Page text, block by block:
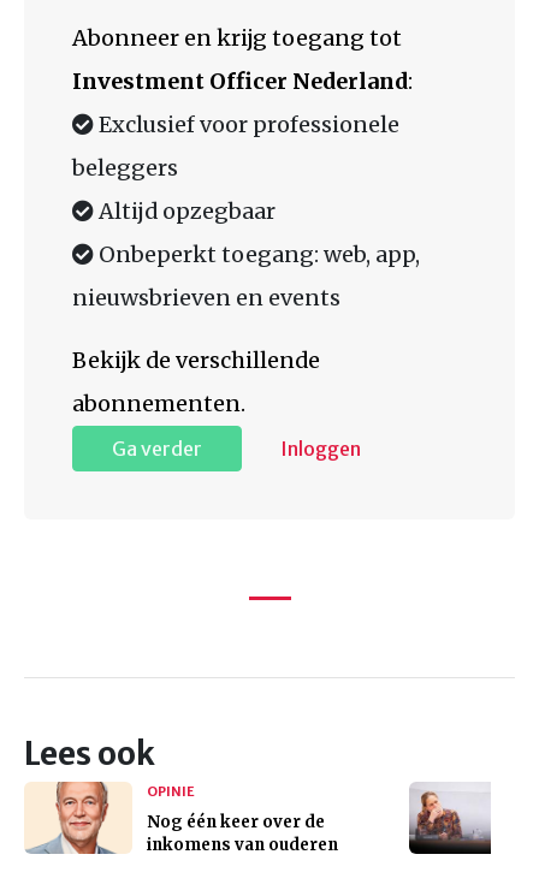
Abonneer en krijg toegang tot
Investment Officer Nederland:
Exclusief voor professionele
beleggers
Altijd opzegbaar
Onbeperkt toegang: web, app,
nieuwsbrieven en events
Bekijk de verschillende
abonnementen.
Ga verder Inloggen
Lees ook
OPINIE
Nog één keer over de
inkomens van ouderen